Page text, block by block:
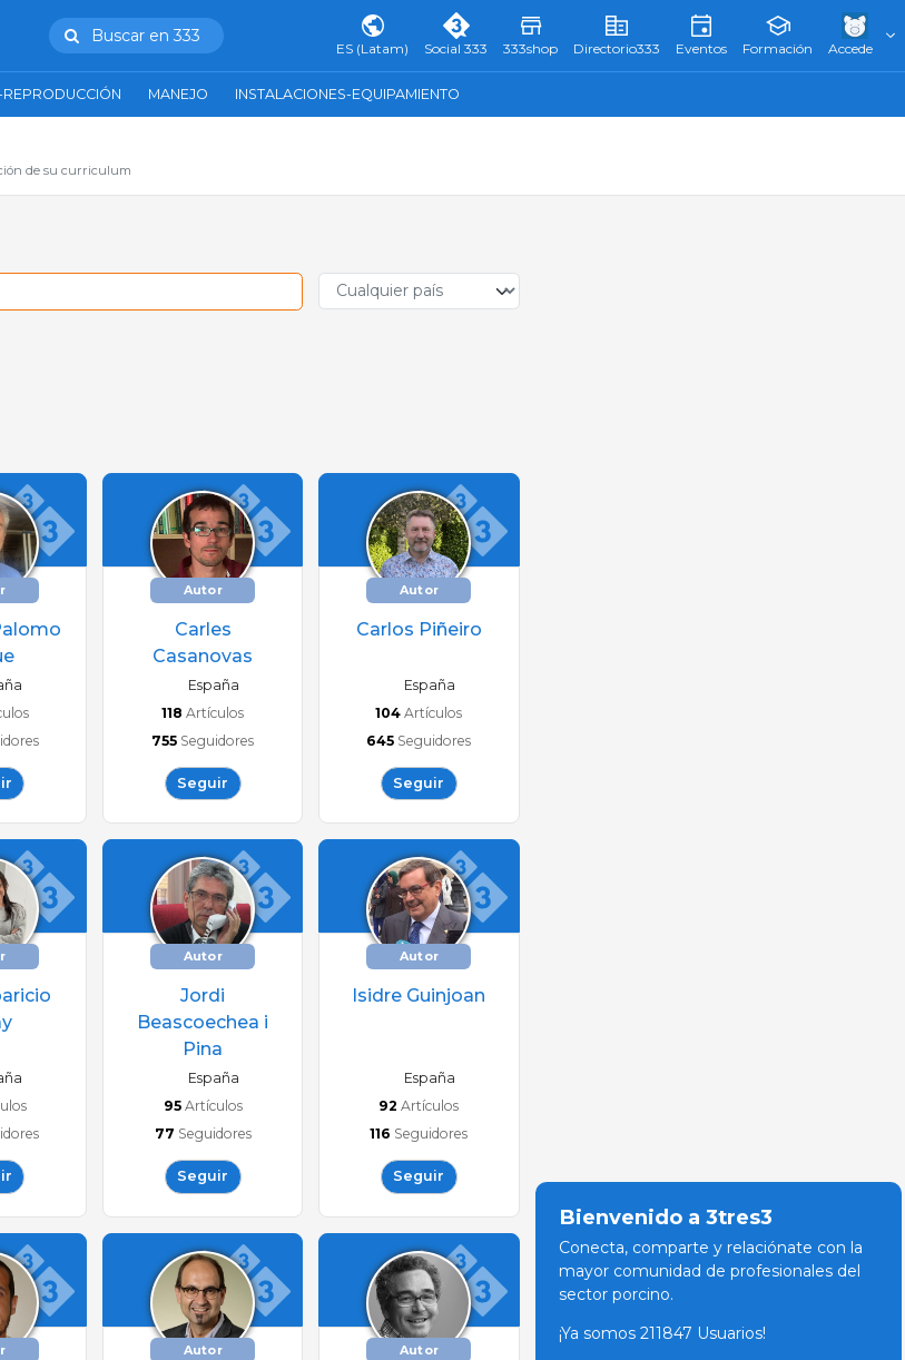
Buscar en 333
ES (Latam) Social 333 333shop Directorio333 Eventos Formación Accede
REPRODUCCIÓN MANEJO INSTALACIONES-EQUIPAMIENTO
de su curriculum
Autor
Carles
Casanovas
España
118 Artículos
755 Seguidores
Seguir
Autor
Carlos Piñeiro
España
104 Artículos
645 Seguidores
Seguir
Autor
Jordi
Beascoechea i
Pina
España
95 Artículos
77 Seguidores
Seguir
Autor
Isidre Guinjoan
España
92 Artículos
116 Seguidores
Seguir
Autor Autor
Bienvenido a 3tres3
Conecta, comparte y relaciónate con la
mayor comunidad de profesionales del
sector porcino.
¡Ya somos 211847 Usuarios!